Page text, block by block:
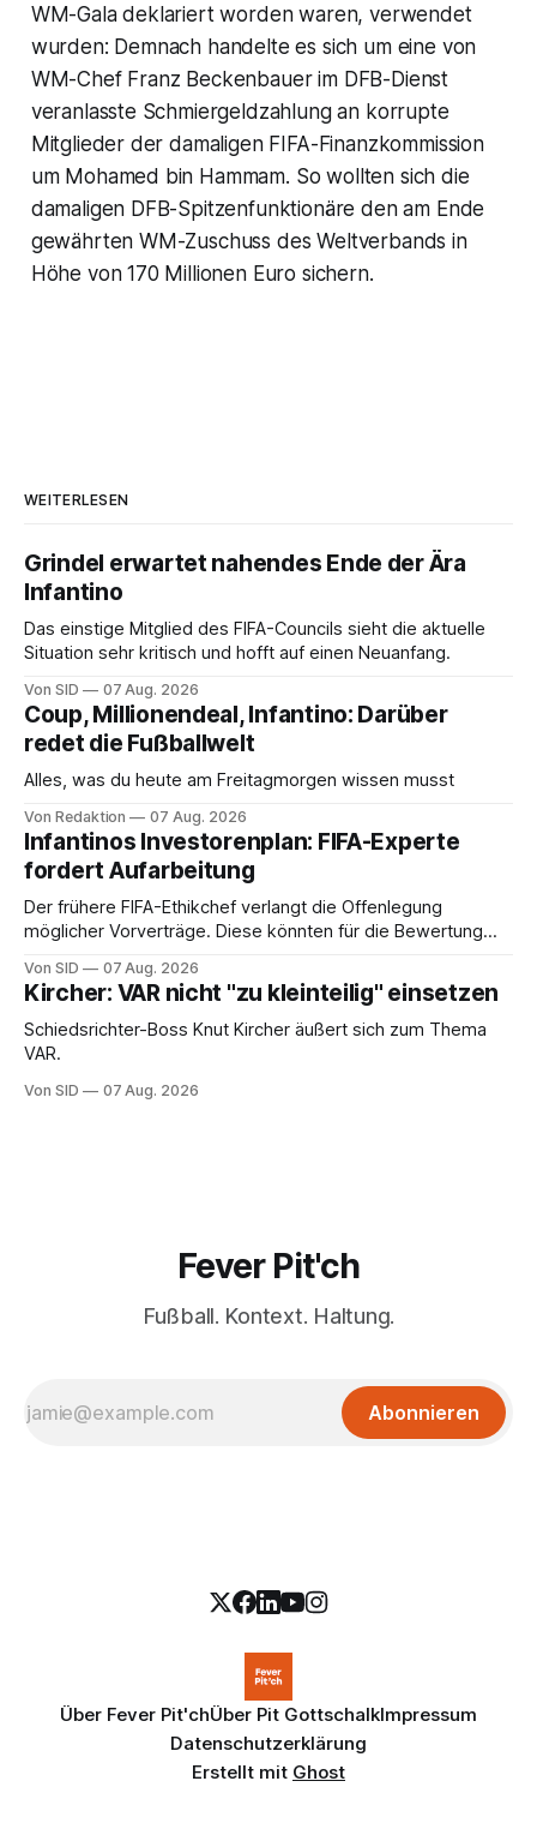
WM-Gala deklariert worden waren, verwendet
wurden: Demnach handelte es sich um eine von
WM-Chef Franz Beckenbauer im DFB-Dienst
veranlasste Schmiergeldzahlung an korrupte
Mitglieder der damaligen FIFA-Finanzkommission
um Mohamed bin Hammam. So wollten sich die
damaligen DFB-Spitzenfunktionäre den am Ende
gewährten WM-Zuschuss des Weltverbands in
Höhe von 170 Millionen Euro sichern.
WEITERLESEN
Grindel erwartet nahendes Ende der Ära
Infantino
Das einstige Mitglied des FIFA-Councils sieht die aktuelle
Situation sehr kritisch und hofft auf einen Neuanfang.
Von SID 07 Aug. 2026
Coup, Millionendeal, Infantino: Darüber
redet die Fußballwelt
Alles, was du heute am Freitagmorgen wissen musst
Von Redaktion 07 Aug. 2026
Infantinos Investorenplan: FIFA-Experte
fordert Aufarbeitung
Der frühere FIFA-Ethikchef verlangt die Offenlegung
möglicher Vorverträge. Diese könnten für die Bewertung
Von SID 07 Aug. 2026
Kircher: VAR nicht "zu kleinteilig" einsetzen
Schiedsrichter-Boss Knut Kircher äußert sich zum Thema
VAR.
Von SID 07 Aug. 2026
Fever Pit'ch
Fußball. Kontext. Haltung.
Abonnieren
Über Fever Pit'chÜber Pit GottschalkImpressum
Datenschutzerklärung
Erstellt mit Ghost